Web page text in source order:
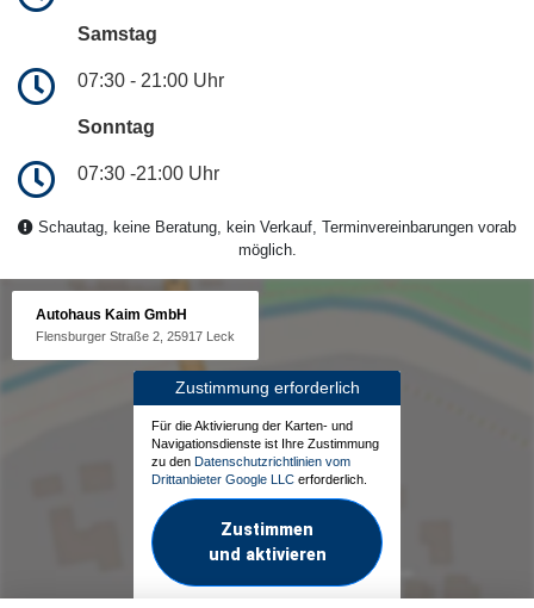
Samstag
07:30 - 21:00 Uhr
Sonntag
07:30 -21:00 Uhr
Schautag, keine Beratung, kein Verkauf, Terminvereinbarungen vorab
möglich.
Autohaus Kaim GmbH
Flensburger Straße 2, 25917 Leck
Zustimmung erforderlich
Für die Aktivierung der Karten- und
Navigationsdienste ist Ihre Zustimmung
zu den Datenschutzrichtlinien vom
Drittanbieter Google LLC erforderlich.
Zustimmen
und aktivieren